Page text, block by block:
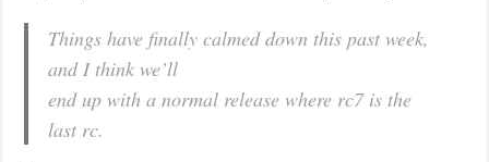
Things have finally calmed down this past week,
and I think we’ll
end up with a normal release where rc7 is the
last rc.